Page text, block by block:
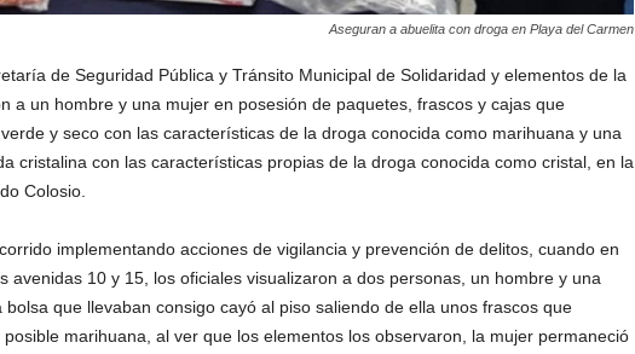
Aseguran a abuelita con droga en Playa del Carmen
de Seguridad Pública y Tránsito Municipal de Solidaridad y elementos de la
a un hombre y una mujer en posesión de paquetes, frascos y cajas que
y seco con las características de la droga conocida como marihuana y una
cristalina con las características propias de la droga conocida como cristal, en la
Colosio.
implementando acciones de vigilancia y prevención de delitos, cuando en
avenidas 10 y 15, los oficiales visualizaron a dos personas, un hombre y una
bolsa que llevaban consigo cayó al piso saliendo de ella unos frascos que
marihuana, al ver que los elementos los observaron, la mujer permaneció